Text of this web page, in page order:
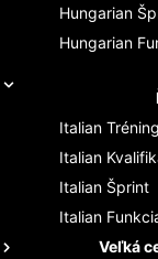
Hungarian
Hungarian
Italian Tréning
Italian
Italian Šprint
Italian
Veľká